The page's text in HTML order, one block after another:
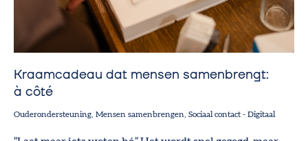
Kraamcadeau dat mensen samenbrengt:
à côté
Ouderondersteuning Mensen samenbrengen Sociaal contact - Digitaal